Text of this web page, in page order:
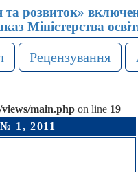
розвиток»
Міністерства
Рецензування
main.phpon line 19
1, 2011